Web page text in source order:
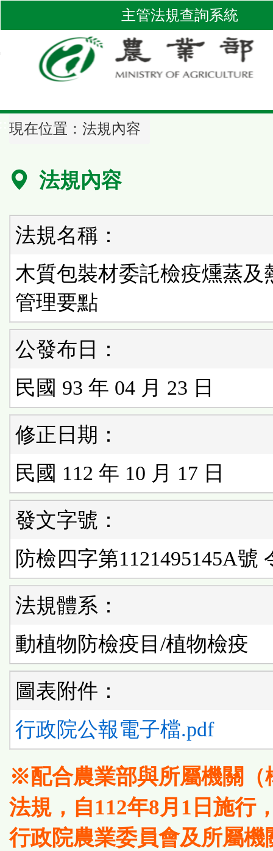
到
區
塊
主管法規查詢系統
現在位置： 法規內容
法規內容
法規名稱：
木質包裝材委託檢疫燻蒸及
管理要點
公發布日：
民國 93 年 04 月 23 日
修正日期：
民國 112 年 10 月 17 日
發文字號：
防檢四字第1121495145A號
法規體系：
動植物防檢疫目/植物檢疫
圖表附件：
行政院公報電子檔.pdf
※配合農業部與所屬機關（
法規，自112年8月1日施行
行政院農業委員會及所屬機